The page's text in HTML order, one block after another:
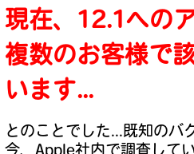
現在、12.1への
複数のお客様で
います...
とのことでした...既知のバ